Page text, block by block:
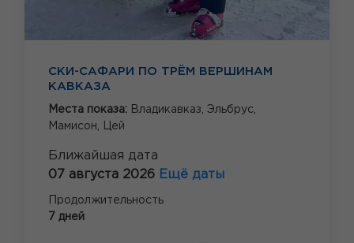
СКИ-САФАРИ ПО ТРЁМ ВЕРШИНАМ
КАВКАЗА
Места показа: Владикавказ, Эльбрус,
Мамисон,
Цей
Ближайшая дата
07 августа 2026 Ещё даты
Продолжительность
7 дней